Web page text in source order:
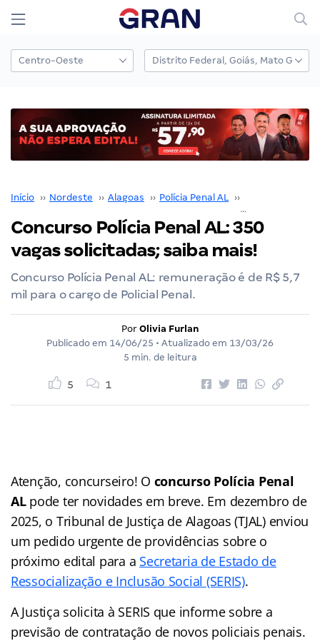
Início ›› Nordeste ›› Alagoas ›› Polícia Penal AL ››
Concurso Polícia Penal AL: 350
vagas solicitadas; saiba mais!
Concurso Polícia Penal AL: remuneração é de R$ 5,7
mil para o cargo de Policial Penal.
Por Olivia Furlan
Publicado em 14/06/25 • Atualizado em 13/03/26
5 min. de leitura
5 1
Atenção, concurseiro! O concurso Polícia Penal
ALpode ter novidades em breve. Em dezembro de
2025, o Tribunal de Justiça de Alagoas (TJAL) enviou
um pedido urgente de providências sobre o
próximo edital para a Secretaria de Estado de
Ressocialização e Inclusão Social (SERIS).
A Justiça solicita à SERIS que informe sobre a
previsão de contratação de novos policiais penais.